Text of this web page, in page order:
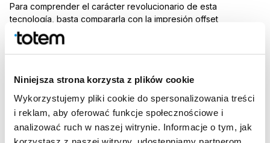
Niniejsza strona korzysta z plików cookie
Wykorzystujemy pliki cookie do spersonalizowania treści
i reklam, aby oferować funkcje społecznościowe i
analizować ruch w naszej witrynie. Informacje o tym, jak
Para comprender el carácter revolucionario de esta
tecnología, basta compararla con la impresión offset
tradicional. He aquí por qué ganamos en sostenibilidad y
eficiencia:
mucho papel en la calibración del color y la puesta en
precisa desde la primera hoja, eliminando costosos
excesos de producción.
Tintas seguras:En lugar de tintas químicas y soluciones